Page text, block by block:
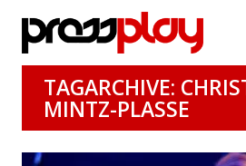
TAGARCHIVE:
MINTZ-PLASSE